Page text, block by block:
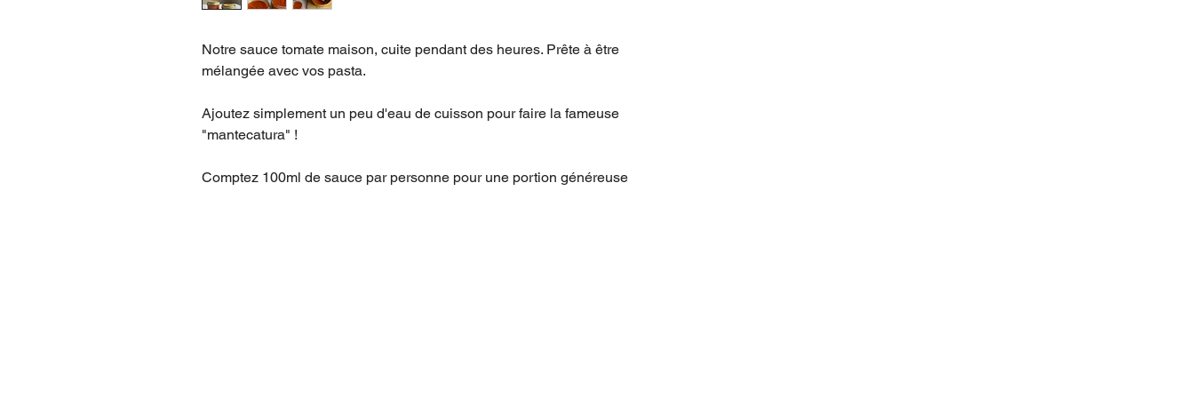
Notre sauce tomate maison, cuite pendant des heures. Prête à être
mélangée avec vos pasta.
Ajoutez simplement un peu d'eau de cuisson pour faire la fameuse
"mantecatura" !
Comptez 100ml de sauce par personne pour une portion généreuse